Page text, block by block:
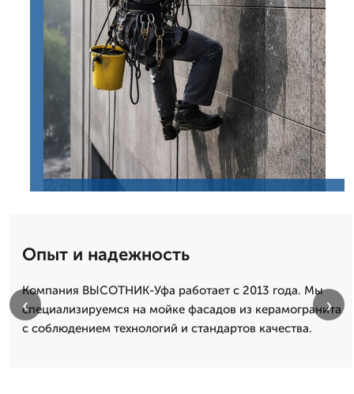
Опыт и надежность
Компания ВЫСОТНИК-Уфа работает с 2013 года. Мы
специализируемся на мойке фасадов из керамогранита
с соблюдением технологий и стандартов качества.
‹ ›